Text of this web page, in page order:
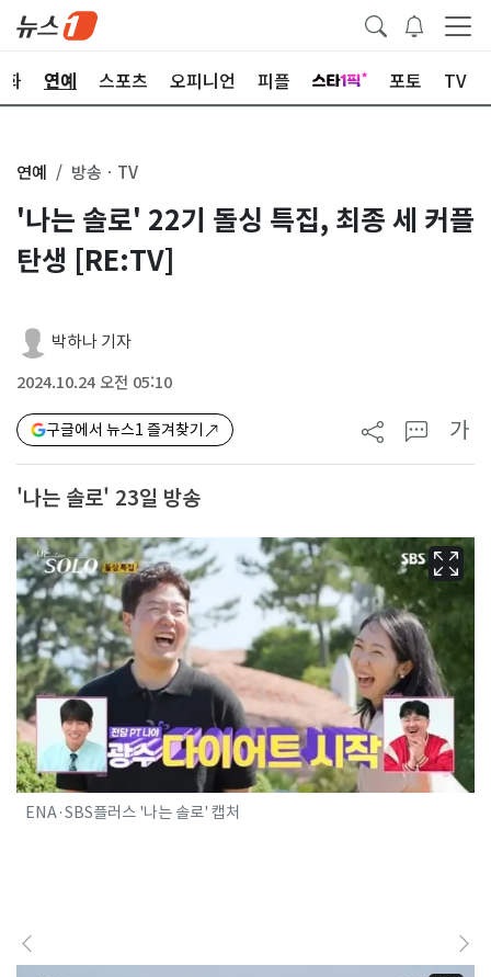
화 연예 스포츠 오피니언 피플 포토 TV
연예 방송ㆍTV
'나는 솔로' 22기 돌싱 특집, 최종 세 커플
탄생 [RE:TV]
박하나 기자
2024.10.24 오전 05:10
구글에서 뉴스1 즐겨찾기 가
'나는 솔로' 23일 방송
ENA·SBS플러스 '나는 솔로' 캡처